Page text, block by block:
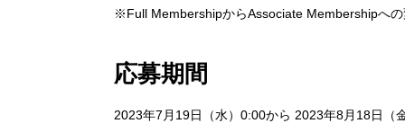
※Full MembershipからAssociate Membershipへ
応募期間
2023年7月19日（水）0:00から 2023年8月18日（